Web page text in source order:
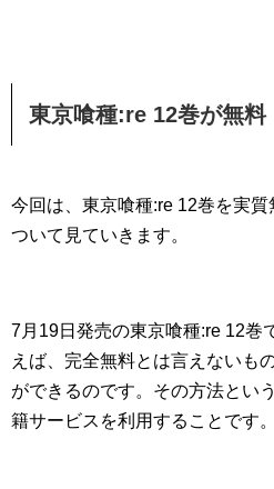
東京喰種:re 12巻が無料
今回は、東京喰種:re 12巻を実
ついて見ていきます。
7月19日発売の東京喰種:re 12巻
えば、完全無料とは言えないも
ができるのです。その方法とい
籍サービスを利用することです。